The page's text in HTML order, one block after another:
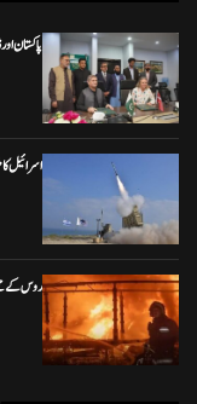
پاکستان
اسرائیل
روس کے حملے، 17 افراد ہلاک، یوکرین نے مزید